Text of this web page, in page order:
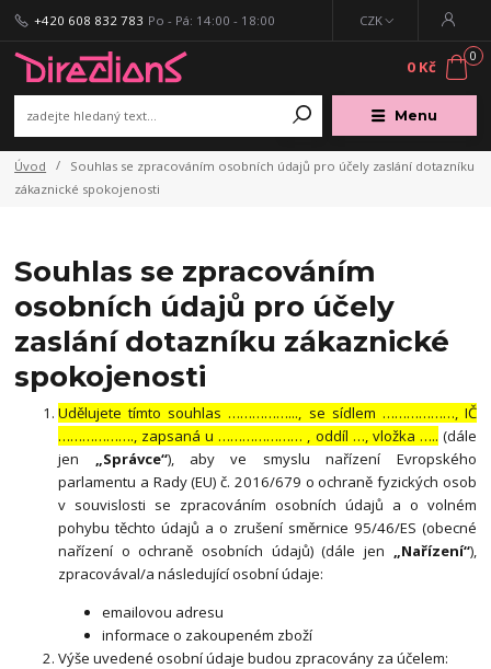
Menu
CZK
+420 608 832 783 Po - Pá: 14:00 - 18:00
0
0 Kč
Úvod
Souhlas se zpracováním osobních údajů pro účely zaslání dotazníku
zákaznické spokojenosti
Souhlas se zpracováním
osobních údajů pro účely
zaslání dotazníku zákaznické
spokojenosti
Udělujete tímto souhlas ……………..., se sídlem ………………, IČ
………………., zapsaná u ………………… , oddíl …, vložka ….. (dále
jen
„Správce“), aby ve smyslu nařízení Evropského
parlamentu a Rady (EU) č. 2016/679 o ochraně fyzických osob
v souvislosti se zpracováním osobních údajů a o volném
pohybu těchto údajů a o zrušení směrnice 95/46/ES (obecné
nařízení o ochraně osobních údajů) (dále jen
„Nařízení“),
zpracovával/a následující osobní údaje:
emailovou adresu
informace o zakoupeném zboží
Výše uvedené osobní údaje budou zpracovány za účelem: